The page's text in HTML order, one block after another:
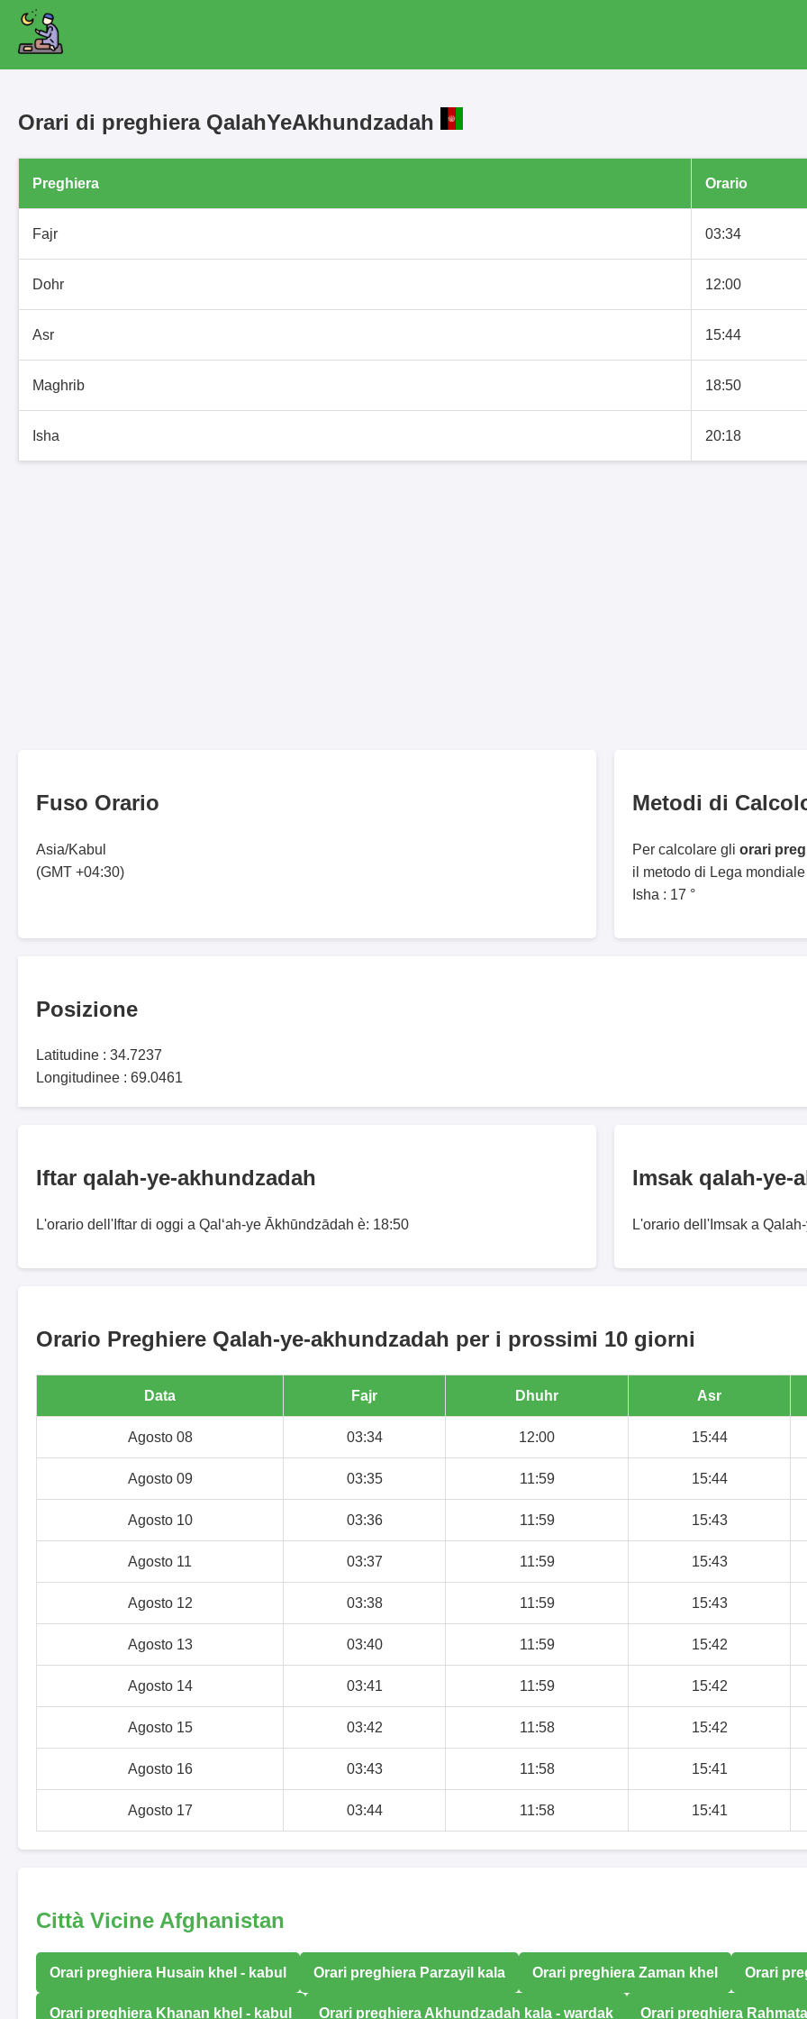
Orari di preghiera QalahYeAkhundzadah
Preghiera Orario
Fajr 03:34
Dohr 12:00
Asr 15:44
Maghrib 18:50
Isha 20:18
Fuso Orario
Asia/Kabul
(GMT +04:30)
Metodi di
Per calcolare gli orari
il metodo di Lega
Isha : 17 °
Posizione
Latitudine : 34.7237
Longitudinee : 69.0461
Iftar qalah-ye-akhundzadah
L'orario dell'Iftar di oggi a Qal‘ah-ye Ākhūndzādah è: 18:50
Imsak qalah-ye-
L'orario dell'Imsak a
Orario Preghiere Qalah-ye-akhundzadah per i prossimi 10 giorni
Data Fajr Dhuhr Asr
Agosto 08 03:34 12:00 15:44
Agosto 09 03:35 11:59 15:44
Agosto 10 03:36 11:59 15:43
Agosto 11 03:37 11:59 15:43
Agosto 12 03:38 11:59 15:43
Agosto 13 03:40 11:59 15:42
Agosto 14 03:41 11:59 15:42
Agosto 15 03:42 11:58 15:42
Agosto 16 03:43 11:58 15:41
Agosto 17 03:44 11:58 15:41
Città Vicine Afghanistan
Orari preghiera Husain khel - kabul Orari preghiera Parzayil kala Orari preghiera Zaman khel Orari
Orari preghiera Khanan khel - kabul Orari preghiera Akhundzadah kala - wardak Orari preghiera